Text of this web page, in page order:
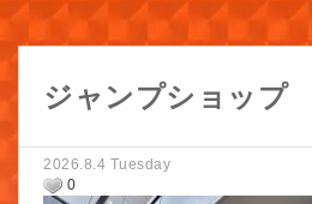
ジャンプショップ
2026.8.4 Tuesday
0